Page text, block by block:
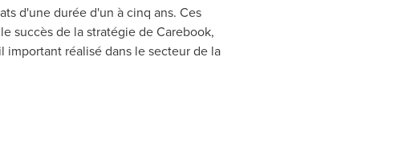
d'une durée d'un à cinq ans. Ces
succès de la stratégie de Carebook,
réalisé dans le secteur de la